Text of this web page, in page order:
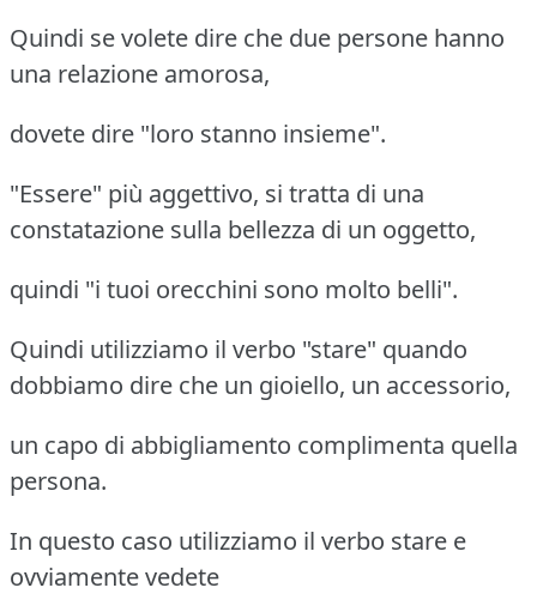
Quindi se volete dire che due persone hanno
una relazione amorosa,
dovete dire "loro stanno insieme".
"Essere" più aggettivo, si tratta di una
constatazione sulla bellezza di un oggetto,
quindi "i tuoi orecchini sono molto belli".
Quindi utilizziamo il verbo "stare" quando
dobbiamo dire che un gioiello, un accessorio,
un capo di abbigliamento complimenta quella
persona.
In questo caso utilizziamo il verbo stare e
ovviamente vedete